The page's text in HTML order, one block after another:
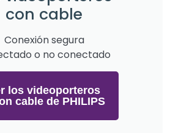
con cable
Conexión segura
o no conectado
los videoporteros
cable de PHILIPS